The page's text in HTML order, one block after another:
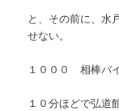
と、その前に、水
せない。
１０００ 相棒バ
１０分ほどで弘道